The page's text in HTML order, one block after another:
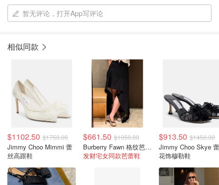
暂无评论，打开App写评论
相似同款
$1102.50 $1750.00
Jimmy Choo Mimmi 蕾
丝高跟鞋
$661.50 $1050.00
Burberry Fawn 格纹芭蕾平底鞋
发财宅女同款芭蕾鞋
$913.50 $1450.00
Jimmy Choo Skye
花饰穆勒鞋